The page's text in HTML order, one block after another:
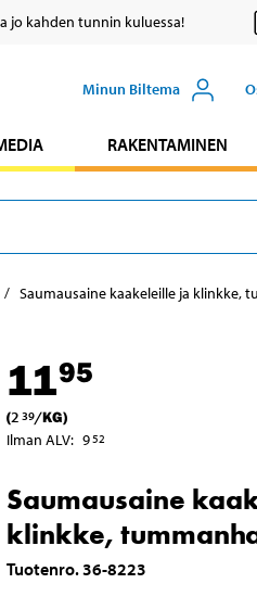
jo kahden tunnin kuluessa!
Minun Biltema
RAKENTAMINEN
Saumausaine kaakeleille ja klinkke,
1195
(2 39/KG)
Ilman ALV: 952
Saumausaine
klinkke,
Tuotenro.36-8223